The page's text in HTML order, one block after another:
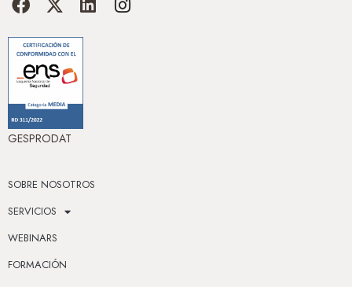
GESPRODAT
SOBRE NOSOTROS
SERVICIOS
WEBINARS
FORMACIÓN